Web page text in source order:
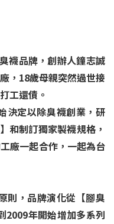
襪品牌，創辦人鐘志誠
，18歲母親突然過世接
工還債。
決定以除臭襪創業，研
和制訂獨家製襪規格，
廠一起合作，一起為台
則，品牌演化從【腳臭
2009年開始增加多系列